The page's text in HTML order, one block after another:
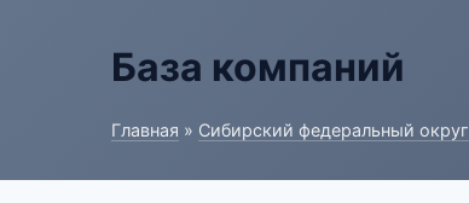
База компаний
Главная » Сибирский федеральный округ